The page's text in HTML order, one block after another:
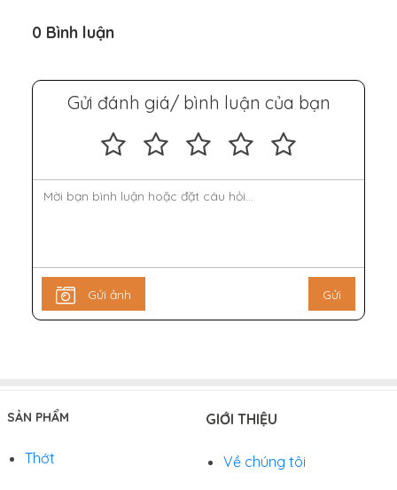
0 Bình luận
Gửi đánh giá/ bình luận của bạn
Gửi ảnh Gửi
SẢN PHẨM
Thớt
GIỚI THIỆU
Về chúng tôi